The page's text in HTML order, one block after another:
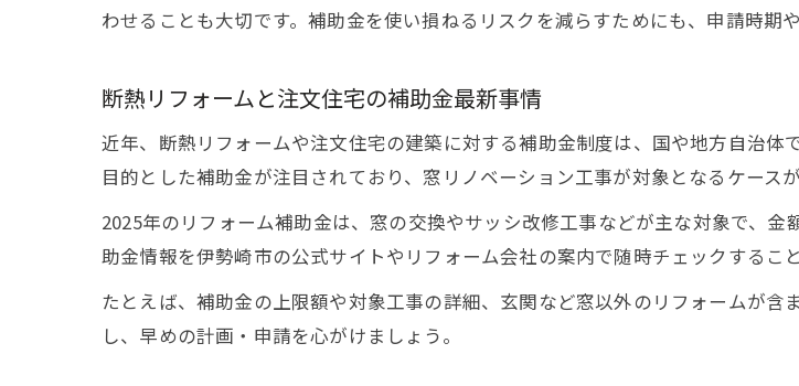
わせることも大切です。補助金を使い損ねるリスクを減らすためにも、申請時期
断熱リフォームと注文住宅の補助金最新事情
近年、断熱リフォームや注文住宅の建築に対する補助金制度は、国や地方自治
目的とした補助金が注目されており、窓リノベーション工事が対象となるケースが
2025年のリフォーム補助金は、窓の交換やサッシ改修工事などが主な対象で、
助金情報を伊勢崎市の公式サイトやリフォーム会社の案内で随時チェックするこ
たとえば、補助金の上限額や対象工事の詳細、玄関など窓以外のリフォームが
し、早めの計画・申請を心がけましょう。